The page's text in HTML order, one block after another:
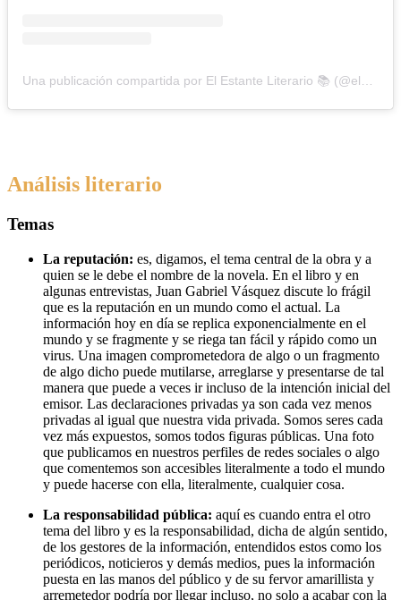
Una publicación compartida por El Estante Literario 📚 (@elestanteliterario)
Análisis literario
Temas
La reputación: es, digamos, el tema central de la obra y a
quien se le debe el nombre de la novela. En el libro y en
algunas entrevistas, Juan Gabriel Vásquez discute lo frágil
que es la reputación en un mundo como el actual. La
información hoy en día se replica exponencialmente en el
mundo y se fragmente y se riega tan fácil y rápido como un
virus. Una imagen comprometedora de algo o un fragmento
de algo dicho puede mutilarse, arreglarse y presentarse de tal
manera que puede a veces ir incluso de la intención inicial del
emisor. Las declaraciones privadas ya son cada vez menos
privadas al igual que nuestra vida privada. Somos seres cada
vez más expuestos, somos todos figuras públicas. Una foto
que publicamos en nuestros perfiles de redes sociales o algo
que comentemos son accesibles literalmente a todo el mundo
y puede hacerse con ella, literalmente, cualquier cosa.
La responsabilidad pública: aquí es cuando entra el otro
tema del libro y es la responsabilidad, dicha de algún sentido,
de los gestores de la información, entendidos estos como los
periódicos, noticieros y demás medios, pues la información
puesta en las manos del público y de su fervor amarillista y
arremetedor podría por llegar incluso, no solo a acabar con la